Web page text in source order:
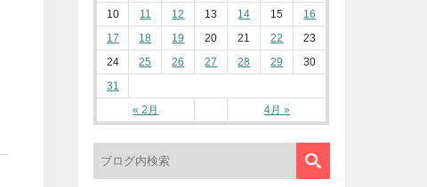
« 2月 4月 »
10
11 12 13 14 15
16
17
18 19 20 21 22
23
24
25 26 27 28 29
30
31